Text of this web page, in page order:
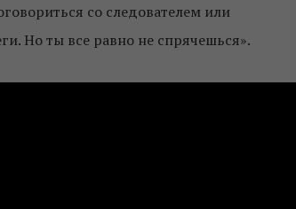
со следователем или
Но ты все равно не спрячешься».